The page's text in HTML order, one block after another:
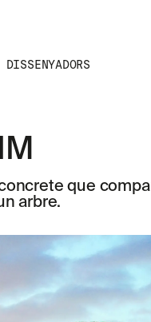
DISSENYADORS
que
arbre.